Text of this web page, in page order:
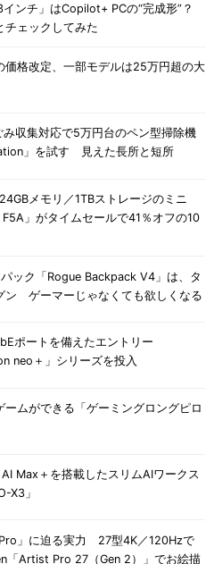
インチ」はCopilot+ PCの“完成形”？
チェックしてみた
価格改定、一部モデルは25万円超の大
み収集対応で5万円台のペン型掃除機
」を試す 見えた長所と短所
メモリ／1TBストレージのミニ
F5A」がタイムセールで41％オフの10
ック「Rogue Backpack V4」は、タ
ン ゲーマーじゃなくても欲しくなる
ポートを備えたエントリー
neo＋」シリーズを投入
ームができる「ゲーミングロングピロ
Max＋を搭載したスリムAIワークス
X3」
」に迫る実力 27型4K／120Hzで
「Artist Pro 27（Gen 2）」でお絵描